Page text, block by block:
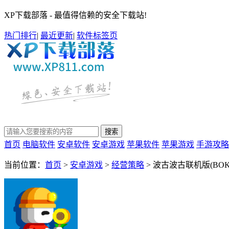
XP下载部落 - 最值得信赖的安全下载站!
热门排行| 最近更新| 软件标签页
首页 电脑软件 安卓软件 安卓游戏 苹果软件 苹果游戏 手游攻略
当前位置： 首页 > 安卓游戏 > 经营策略 > 波古波古联机版